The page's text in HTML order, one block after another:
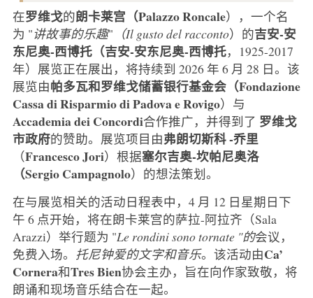
在罗维戈的朗卡莱宫（Palazzo Roncale），一个名
为 "讲故事的乐趣" （Il gusto del racconto）的吉安-安
东尼奥-西博托（吉安-安东尼奥-西博托，1925-2017
年）展览正在展出，将持续到 2026 年 6 月 28 日。该
展览由帕多瓦和罗维戈储蓄银行基金会（Fondazione
Cassa di Risparmio di Padova e Rovigo）与
Accademia dei Concordi合作推广，并得到了 罗维戈
市政府的赞助。展览项目由弗朗切斯科-乔里
（FrancescoJori）根据塞尔吉奥-坎帕尼奥洛
（Sergio Campagnolo）的想法策划。
在与展览相关的活动日程表中，4 月 12 日星期日下
午 6 点开始，将在朗卡莱宫的萨拉-阿拉齐（Sala
Arazzi）举行题为 "Le rondini sono tornate "的会议，
免费入场。 托尼钟爱的文字和音乐。该活动由Ca’
Cornera和TresBien协会主办，旨在向作家致敬，将
朗诵和现场音乐结合在一起。